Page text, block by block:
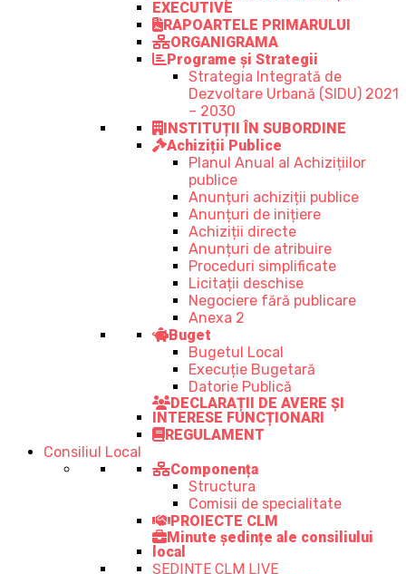
EXECUTIVE
RAPOARTELE PRIMARULUI
ORGANIGRAMA
Programe și Strategii
Strategia Integrată de
Dezvoltare Urbană (SIDU) 2021
– 2030
INSTITUȚII ÎN SUBORDINE
Achiziții Publice
Planul Anual al Achizițiilor
publice
Anunțuri achiziții publice
Anunțuri de inițiere
Achiziții directe
Anunțuri de atribuire
Proceduri simplificate
Licitații deschise
Negociere fără publicare
Anexa 2
Buget
Bugetul Local
Execuție Bugetară
Datorie Publică
DECLARAȚII DE AVERE ȘI
INTERESE FUNCȚIONARI
REGULAMENT
Consiliul Local
Componența
Structura
Comisii de specialitate
PROIECTE CLM
Minute ședințe ale consiliului
local
ȘEDINȚE CLM LIVE